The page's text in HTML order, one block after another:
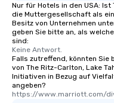
Nur für Hotels in den USA:
die Muttergesellschaft als
Besitz von Unternehmen
geben Sie bitte an, als
sind:
Keine Antwort.
Falls zutreffend, könnten Sie
von The Ritz-Carlton, Lake
Initiativen in Bezug auf
angeben?
https://www.marriott.com/